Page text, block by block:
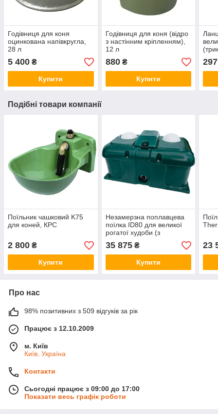
Годівниця для коня
оцинкована напівкругла,
28 л
5 400 ₴
Купити
Годівниця для коня (відро
з настінним кріпленням),
12 л
880₴
Купити
мм)
297
Подібні товари компанії
Поїльник чашковий K75
для коней, КРС
2 800 ₴
Купити
Незамерзна поплавцева
поїлка ID80 для великої
рогатої худоби (з
35 875₴
Купити
23
Про нас
98% позитивних з 509 відгуків за рік
Працює з 12.10.2009
м. Київ
Київ, Україна
Контакти
Сьогодні працює з 09:00 до 17:00
Показати весь графік роботи